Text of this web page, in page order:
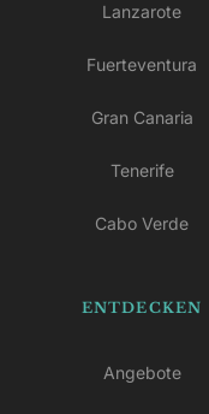
Lanzarote
Fuerteventura
Gran Canaria
Tenerife
Cabo Verde
ENTDECKEN
Angebote